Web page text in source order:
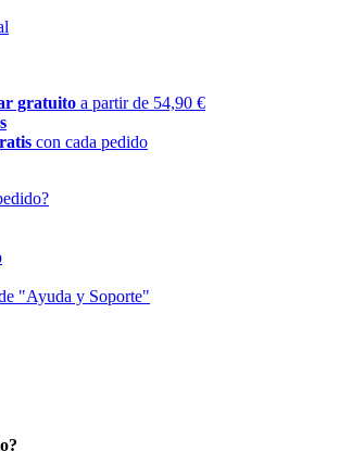
gratuito a partir de 54,90 €
con cada pedido
"Ayuda y Soporte"